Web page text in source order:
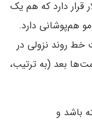
مقاومت مهم در ناحیه ۳،۱۵۰ دلار قرار دارد که هم یک
هم‌پوشانی دارد.
روند نزولی در
بعد (به ترتیب،
باشد و